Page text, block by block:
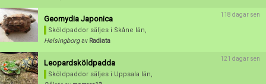
Geomydia Japonica
Sköldpaddor säljes i Skåne län,
Helsingborg av Radiata
118 dagar sen
Leopardsköldpadda
Sköldpaddor säljes i Uppsala län,
121 dagar sen